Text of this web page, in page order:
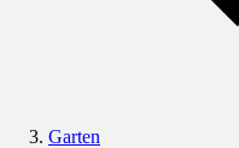
Garten